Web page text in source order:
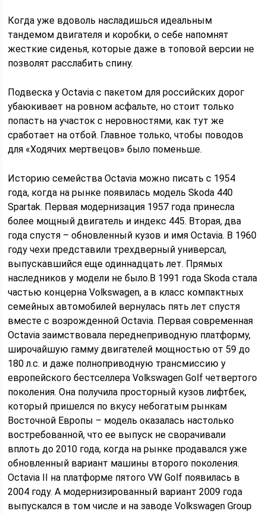
Когда уже вдоволь насладишься идеальным
тандемом двигателя и коробки, о себе напомнят
жесткие сиденья, которые даже в топовой версии не
позволят расслабить спину.
Подвеска у Octavia с пакетом для российских дорог
убаюкивает на ровном асфальте, но стоит только
попасть на участок с неровностями, как тут же
сработает на отбой. Главное только, чтобы поводов
для «Ходячих мертвецов» было поменьше.
Историю семейства Octavia можно писать с 1954
года, когда на рынке появилась модель Skoda 440
Spartak. Первая модернизация 1957 года принесла
более мощный двигатель и индекс 445. Вторая, два
года спустя – обновленный кузов и имя Octavia. В 1960
году чехи представили трехдверный универсал,
выпускавшийся еще одиннадцать лет. Прямых
наследников у модели не было.В 1991 года Skoda стала
частью концерна Volkswagen, а в класс компактных
семейных автомобилей вернулась пять лет спустя
вместе с возрожденной Octavia. Первая современная
Octavia заимствовала переднеприводную платформу,
широчайшую гамму двигателей мощностью от 59 до
180 л.с. и даже полноприводную трансмиссию у
европейского бестселлера Volkswagen Golf четвертого
поколения. Она получила просторный кузов лифтбек,
который пришелся по вкусу небогатым рынкам
Восточной Европы – модель оказалась настолько
востребованной, что ее выпуск не сворачивали
вплоть до 2010 года, когда на рынке продавался уже
обновленный вариант машины второго поколения.
Octavia II на платформе пятого VW Golf появилась в
2004 году. А модернизированный вариант 2009 года
выпускался в том числе и на заводе Volkswagen Group